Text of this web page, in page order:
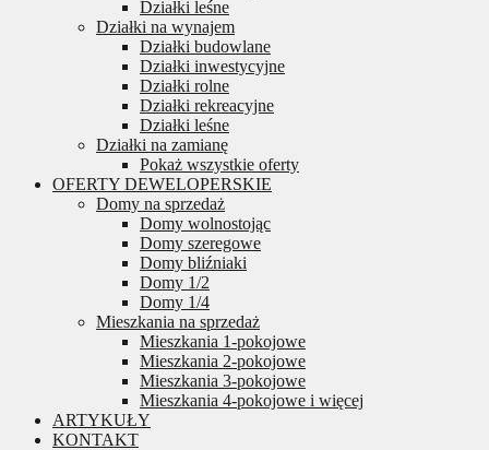
Działki leśne
Działki na wynajem
Działki budowlane
Działki inwestycyjne
Działki rolne
Działki rekreacyjne
Działki leśne
Działki na zamianę
Pokaż wszystkie oferty
OFERTY DEWELOPERSKIE
Domy na sprzedaż
Domy wolnostojąc
Domy szeregowe
Domy bliźniaki
Domy 1/2
Domy 1/4
Mieszkania na sprzedaż
Mieszkania 1-pokojowe
Mieszkania 2-pokojowe
Mieszkania 3-pokojowe
Mieszkania 4-pokojowe i więcej
ARTYKUŁY
KONTAKT